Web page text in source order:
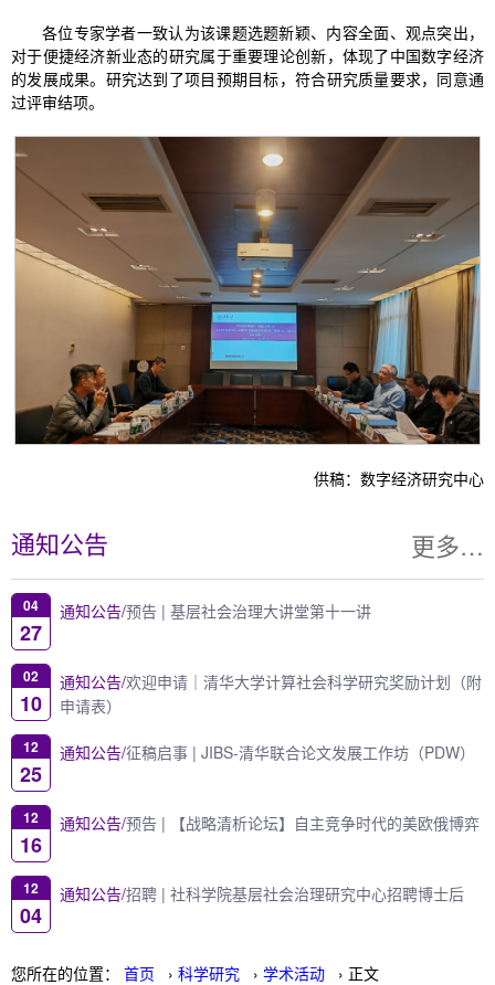
您所在的位置： 首页 › 科学研究 › 学术活动 › 正文
通知公告 更多…
04
27
通知公告/预告 | 基层社会治理大讲堂第十一讲
02
10
通知公告/欢迎申请｜清华大学计算社会科学研究奖励计划（附
申请表）
12
25
通知公告/征稿启事 | JIBS-清华联合论文发展工作坊（PDW）
12
16
通知公告/预告 | 【战略清析论坛】自主竞争时代的美欧俄博弈
12
04
通知公告/招聘 | 社科学院基层社会治理研究中心招聘博士后
各位专家学者一致认为该课题选题新颖、内容全面、观点突出，
对于便捷经济新业态的研究属于重要理论创新，体现了中国数字经济
的发展成果。研究达到了项目预期目标，符合研究质量要求，同意通
过评审结项。
供稿： 数字经济研究中心